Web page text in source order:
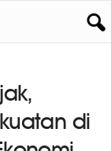
di